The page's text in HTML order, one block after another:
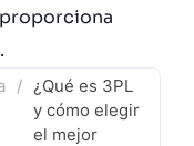
/ ¿Qué es 3PL
y cómo elegir
el mejor